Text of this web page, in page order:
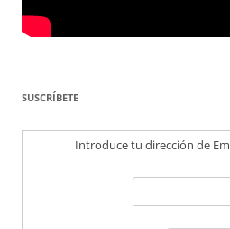
SUSCRÍBETE
Introduce tu dirección de